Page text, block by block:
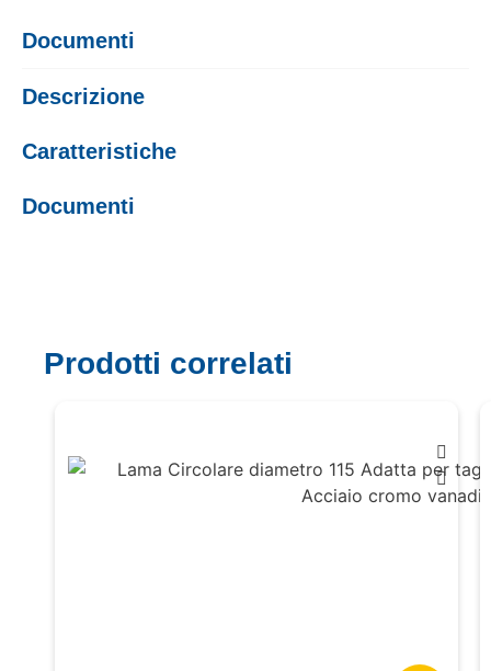
Documenti
Descrizione
Caratteristiche
Documenti
Prodotti correlati